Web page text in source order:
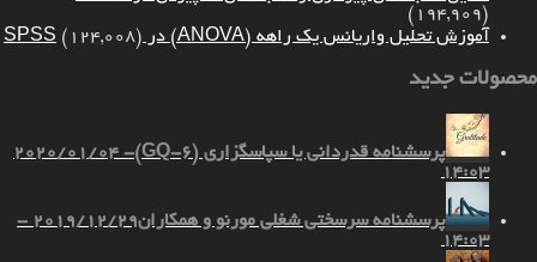
(194,909)
آموزش تحلیل واریانس یک راهه (ANOVA) در SPSS
(124,008)
محصولات جدید
پرسشنامه قدردانی یا سپاسگزاری (GQ-6)
2020/01/04 -
14:03
پرسشنامه سرسختی شغلی مورنو و همکاران
2019/12/29 -
14:03